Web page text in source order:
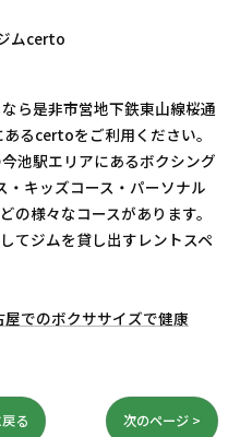
ムcerto
ら是非市営地下鉄東山線桜通
るcertoをご利用ください。
池駅エリアにあるボクシング
キッズコース・パーソナル
の様々なコースがあります。
てジムを貸し出すレントスペ
屋でのボクササイズで健康
る 次のページ >